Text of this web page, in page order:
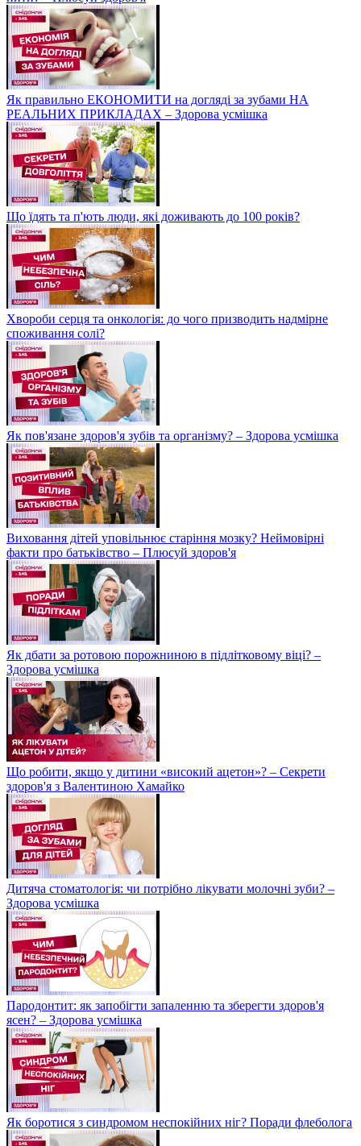
Як правильно ЕКОНОМИТИ на догляді за зубами НА
РЕАЛЬНИХ ПРИКЛАДАХ – Здорова усмішка
Що їдять та п'ють люди, які доживають до 100 років?
Хвороби серця та онкологія: до чого призводить надмірне
споживання солі?
Як пов'язане здоров'я зубів та організму? – Здорова усмішка
Виховання дітей уповільнює старіння мозку? Неймовірні
факти про батьківство – Плюсуй здоров'я
Як дбати за ротовою порожниною в підлітковому віці? –
Здорова усмішка
Що робити, якщо у дитини «високий ацетон»? – Секрети
здоров'я з Валентиною Хамайко
Дитяча стоматологія: чи потрібно лікувати молочні зуби? –
Здорова усмішка
Пародонтит: як запобігти запаленню та зберегти здоров'я
ясен? – Здорова усмішка
Як боротися з синдромом неспокійних ніг? Поради флеболога